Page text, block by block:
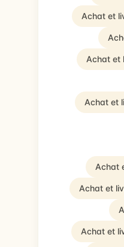
Achat et
Achat et
Achat et
Achat
Achat et
Achat et